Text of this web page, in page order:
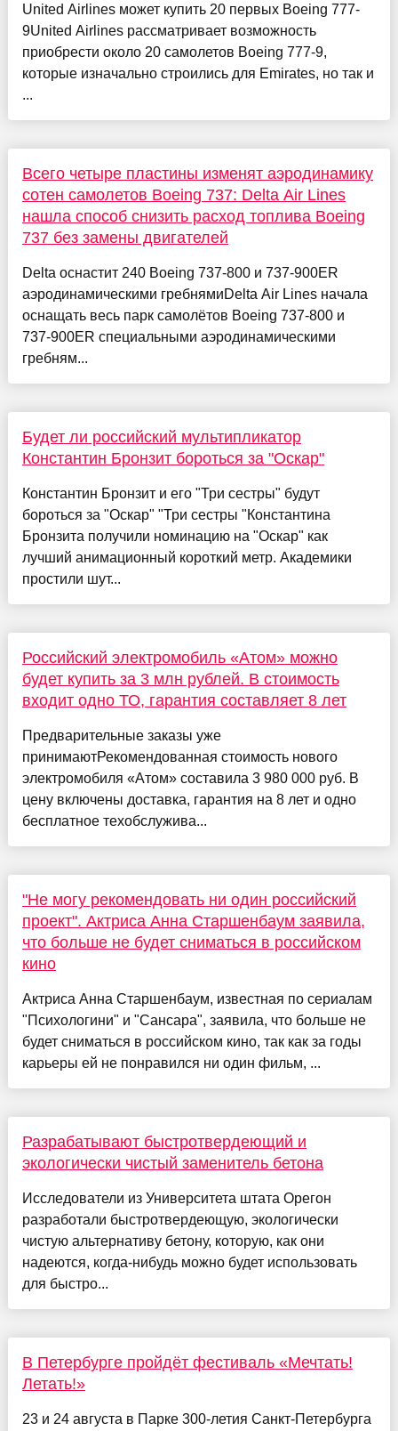
United Airlines может купить 20 первых Boeing 777-
9United Airlines рассматривает возможность
приобрести около 20 самолетов Boeing 777-9,
которые изначально строились для Emirates, но так и
...
Всего четыре пластины изменят аэродинамику
сотен самолетов Boeing 737: Delta Air Lines
нашла способ снизить расход топлива Boeing
737 без замены двигателей
Delta оснастит 240 Boeing 737-800 и 737-900ER
аэродинамическими гребнямиDelta Air Lines начала
оснащать весь парк самолётов Boeing 737-800 и
737-900ER специальными аэродинамическими
гребням...
Будет ли российский мультипликатор
Константин Бронзит бороться за "Оскар"
Константин Бронзит и его "Три сестры" будут
бороться за "Оскар" "Три сестры "Константина
Бронзита получили номинацию на "Оскар" как
лучший анимационный короткий метр. Академики
простили шут...
Российский электромобиль «Атом» можно
будет купить за 3 млн рублей. В стоимость
входит одно ТО, гарантия составляет 8 лет
Предварительные заказы уже
принимаютРекомендованная стоимость нового
электромобиля «Атом» составила 3 980 000 руб. В
цену включены доставка, гарантия на 8 лет и одно
бесплатное техобслужива...
"Не могу рекомендовать ни один российский
проект". Актриса Анна Старшенбаум заявила,
что больше не будет сниматься в российском
кино
Актриса Анна Старшенбаум, известная по сериалам
"Психологини" и "Сансара", заявила, что больше не
будет сниматься в российском кино, так как за годы
карьеры ей не понравился ни один фильм, ...
Разрабатывают быстротвердеющий и
экологически чистый заменитель бетона
Исследователи из Университета штата Орегон
разработали быстротвердеющую, экологически
чистую альтернативу бетону, которую, как они
надеются, когда-нибудь можно будет использовать
для быстро...
В Петербурге пройдёт фестиваль «Мечтать!
Летать!»
23 и 24 августа в Парке 300-летия Санкт-Петербурга